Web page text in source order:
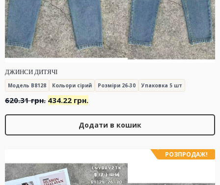
ДЖИНСИ ДИТЯЧІ
Модель B8128 Кольори сірий Розміри 26-30 Упаковка 5 шт
620.31грн. Оригінальна
620.31 грн..
434.22 грн.Поточна
434.22 грн..
Додати в кошик
РОЗПРОДАЖ!